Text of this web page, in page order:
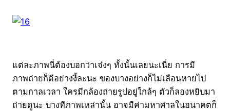
แต่ละภาพนี่ต้องบอกว่าเจ๋งๆ ทั้งนั้นเลยนะเนี่ย การมี
ภาพถ่ายก็ดีอย่างงี้ละนะ ของบางอย่างก็ไม่เลือนหายไป
ตามกาลเวลา ใครมีกล้องถ่ายรูปอยู่ใกล้ๆ ตัวก็ลองหยิบมา
ถ่ายดูนะ บางทีภาพเหล่านั้น อาจมีค่ามหาศาลในอนาคตก็